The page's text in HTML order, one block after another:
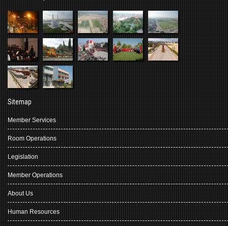
Sitemap
Member Services
Room Operations
Legislation
Member Operations
About Us
Human Resources